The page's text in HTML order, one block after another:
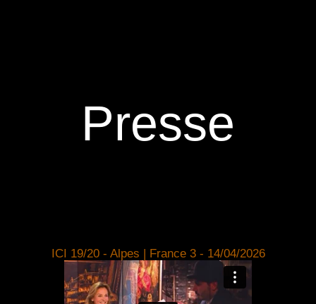
Presse
ICI 19/20 - Alpes | France 3 - 14/04/2026